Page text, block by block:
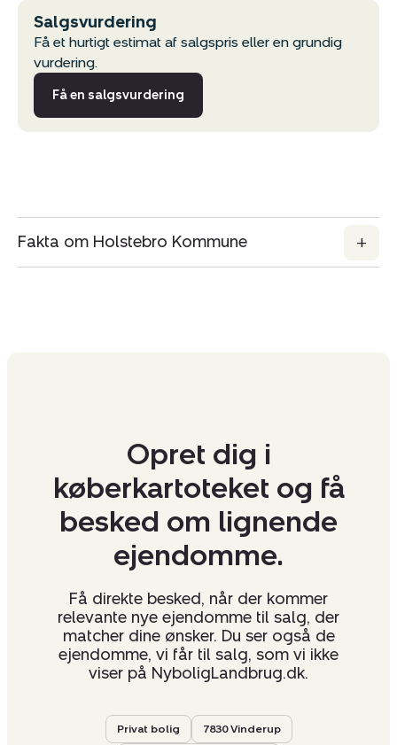
Salgsvurdering
Få et hurtigt estimat af salgspris eller en grundig
vurdering.
Få en salgsvurdering
Fakta om Holstebro Kommune
Opret dig i
køberkartoteket og få
besked om lignende
ejendomme.
Få direkte besked, når der kommer
relevante nye ejendomme til salg, der
matcher dine ønsker. Du ser også de
ejendomme, vi får til salg, som vi ikke
viser på NyboligLandbrug.dk.
Privat bolig 7830 Vinderup